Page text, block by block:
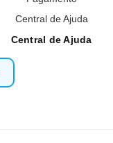
Central de Ajuda
Central de Ajuda